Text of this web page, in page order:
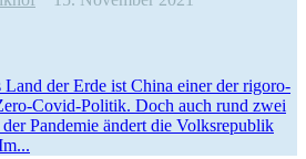
Land der Erde ist China einer der rigoro­
Covid-Politik. Doch auch rund zwei
Pandemie ändert die Volks­re­publik